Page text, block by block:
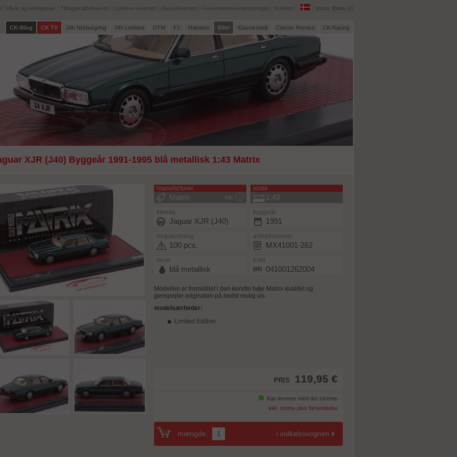
Vilkår og betingelser Tilbagekaldelsesret Ophæve kontrakt Datasikkerhed Forsendelsesomkostninger Kolofon : Valuta: Euro (€)
CK-Blog CK TV 24h Nürburgring 24h LeMans DTM F1 Rabatter Eifel Klassikstadt Classic Remise CK Racing
XJR (J40) Byggeår 1991-1995 blå metallisk 1:43 Matrix
manufacturer
info
Matrix
scale
1:43
køretøj
Jaguar XJR (J40)
byggeår
1991
begrænsning
100 pcs.
artikelnummer
MX41001-262
farve
blå metallisk
EAN
041001262004
Modellen er fremstillet i den kendte høje Matrix-kvalitet og
genspejler originalen på bedst mulig vis.
modelsærheder:
Limited Edition
PRIS 119,95 €
Kan leveres med det samme
inkl. moms plus forsendelse
mængde: i indkøbsvognen